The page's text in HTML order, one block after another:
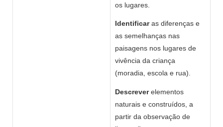
os lugares.
Identificaras diferenças e
as semelhanças nas
paisagens nos lugares de
vivência da criança
(moradia, escola e rua).
Descreverelementos
naturais e construídos, a
partir da observação de